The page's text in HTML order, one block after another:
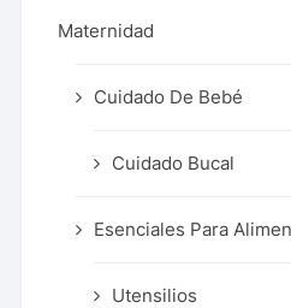
Maternidad
Cuidado De Bebé
Cuidado Bucal
Esenciales Para
Utensilios